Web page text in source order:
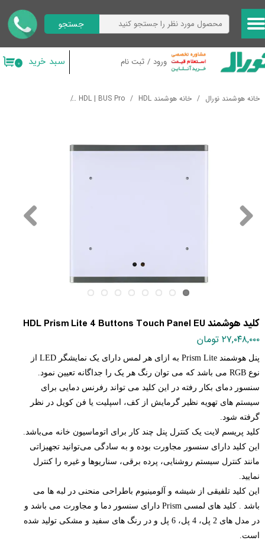
ورود / ثبت نام
حساب کاربری من
تغییر گذر واژه
خروج از حساب کاربری
جستجو
۰ سبد خرید
خانه هوشمند نورال خانه هوشمند HDL HDL | BUS Pro
کلید هوشمند HDL Prism Lite 4 Buttons Touch Panel EU
۲۷,۰۴۸,۰۰۰ تومان
پنل هوشمند Prism Lite به ازای هر لمس دارای یک نمایشگر LED از
نوع RGB می باشد که می توان رنگ هر یک را جداگانه تعیین نمود.
سنسور دمای بکار رفته در این کلید می تواند رفرنس دمایی برای
سیستم های تهویه نظیر گرمایش از کف، اسپلیت یا فن کویل در نظر
گرفته شود.
کلید پریسم لایت یک کنترل پنل چند کار برای اتوماسیون خانه می‌باشد.
این کلید دارای سنسور مجاورت بوده و به سادگی می‌توانید تجهیزاتی
مانند کنترل سیستم روشنایی، پرده برقی، سناریوها و غیره را کنترل
نمایید.
این کلید تلفیقی از شیشه و آلومینیوم باطراحی منحنی در لبه ها می
باشد . کلید های لمسی Prism دارای سنسور دما و مجاورت می باشد و
در مدل های 2 پل، 4 پل، 6 پل و در رنگ های سفید و مشکی تولید شده
است.